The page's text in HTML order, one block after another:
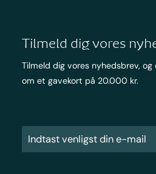
Tilmeld dig vores
Tilmeld dig vores nyhedsbrev, og
om et gavekort på 20.000 kr.